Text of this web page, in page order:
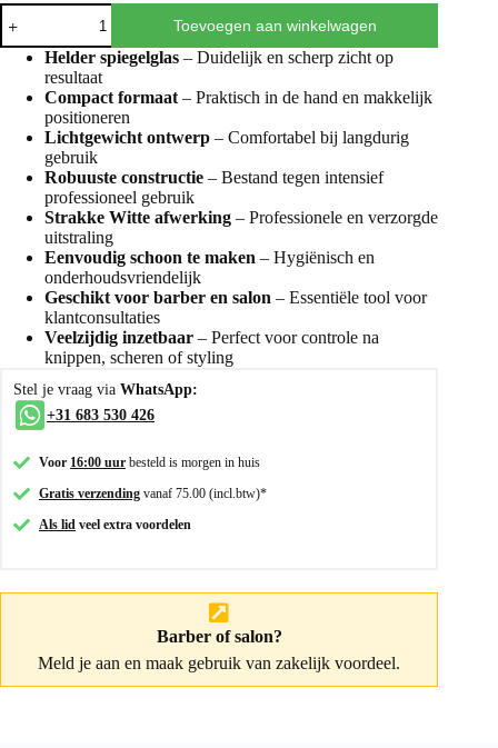
Toevoegen aan winkelwagen
Helder spiegelglas – Duidelijk en scherp zicht op
resultaat
Compact formaat – Praktisch in de hand en makkelijk
positioneren
Lichtgewicht ontwerp – Comfortabel bij langdurig
gebruik
Robuuste constructie – Bestand tegen intensief
professioneel gebruik
Strakke Witte afwerking – Professionele en verzorgde
uitstraling
Eenvoudig schoon te maken – Hygiënisch en
onderhoudsvriendelijk
Geschikt voor barber en salon – Essentiële tool voor
klantconsultaties
Veelzijdig inzetbaar – Perfect voor controle na
knippen, scheren of styling
Stel je vraag via WhatsApp:
+31 683 530 426
Voor 16:00 uur besteld is morgen in huis
Gratis verzending vanaf 75.00 (incl.btw)*
Als lid veel extra voordelen
Barber of salon?
Meld je aan en maak gebruik van zakelijk voordeel.